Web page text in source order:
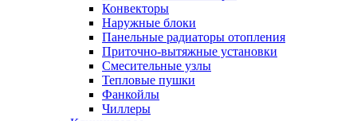
Конвекторы
Наружные блоки
Панельные радиаторы отопления
Приточно-вытяжные установки
Смесительные узлы
Тепловые пушки
Фанкойлы
Чиллеры